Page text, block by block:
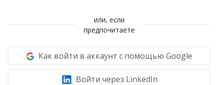
или, если
предпочитаете
Как войти в аккаунт с помощью Google
Войти через LinkedIn